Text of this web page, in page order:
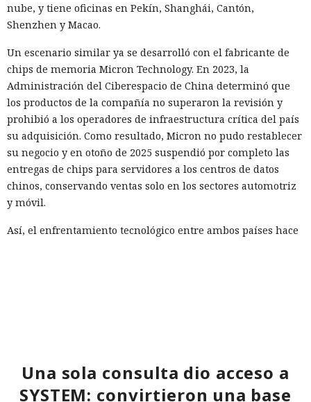
nube, y tiene oficinas en Pekín, Shanghái, Cantón,
Shenzhen y Macao.
Un escenario similar ya se desarrolló con el fabricante de
chips de memoria Micron Technology. En 2023, la
Administración del Ciberespacio de China determinó que
los productos de la compañía no superaron la revisión y
prohibió a los operadores de infraestructura crítica del país
su adquisición. Como resultado, Micron no pudo restablecer
su negocio y en otoño de 2025 suspendió por completo las
entregas de chips para servidores a los centros de datos
chinos, conservando ventas solo en los sectores automotriz
y móvil.
Así, el enfrentamiento tecnológico entre ambos países hace
16.3 pulveriza los récords de
rendimiento.
Una sola consulta dio acceso a
SYSTEM: convirtieron una base